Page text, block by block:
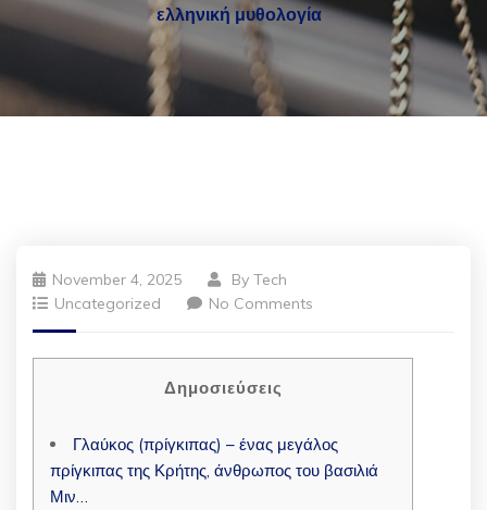
ελληνική μυθολογία
November 4, 2025 By Tech
Uncategorized
No Comments
Δημοσιεύσεις
Γλαύκος (πρίγκιπας) – ένας μεγάλος
πρίγκιπας της Κρήτης, άνθρωπος του βασιλιά
Μιν…